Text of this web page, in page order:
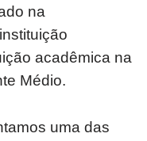
na
acadêmica na
Médio.
uma das